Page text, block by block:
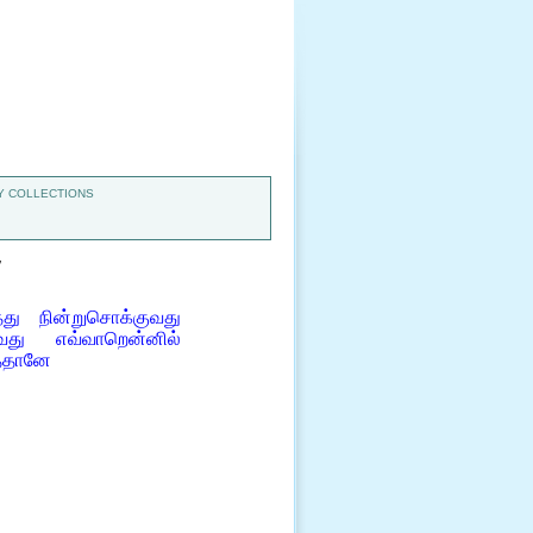
COLLECTIONS
நின்றுசொக்குவது
எவ்வாறென்னில்